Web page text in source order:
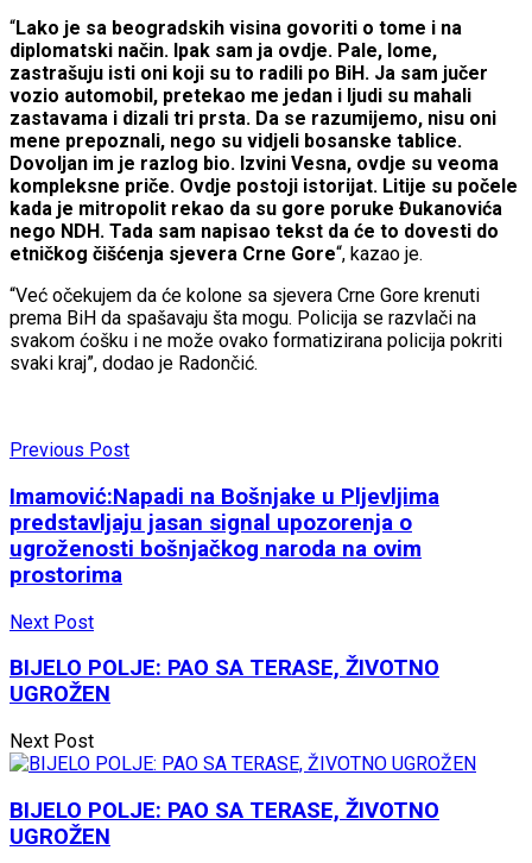
“Lako je sa beogradskih visina govoriti o tome i na
diplomatski način. Ipak sam ja ovdje. Pale, lome,
zastrašuju isti oni koji su to radili po BiH. Ja sam jučer
vozio automobil, pretekao me jedan i ljudi su mahali
zastavama i dizali tri prsta. Da se razumijemo, nisu oni
mene prepoznali, nego su vidjeli bosanske tablice.
Dovoljan im je razlog bio. Izvini Vesna, ovdje su veoma
kompleksne priče. Ovdje postoji istorijat. Litije su počele
kada je mitropolit rekao da su gore poruke Đukanovića
nego NDH. Tada sam napisao tekst da će to dovesti do
etničkog čišćenja sjevera Crne Gore“, kazao je.
“Već očekujem da će kolone sa sjevera Crne Gore krenuti
prema BiH da spašavaju šta mogu. Policija se razvlači na
svakom ćošku i ne može ovako formatizirana policija pokriti
svaki kraj”, dodao je Radončić.
Previous Post
Imamović:Napadi na Bošnjake u Pljevljima
predstavljaju jasan signal upozorenja o
ugroženosti bošnjačkog naroda na ovim
prostorima
Next Post
BIJELO POLJE: PAO SA TERASE, ŽIVOTNO
UGROŽEN
Next Post
BIJELO POLJE: PAO SA TERASE, ŽIVOTNO
UGROŽEN